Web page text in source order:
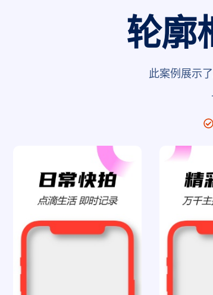
轮廓
此案例展示